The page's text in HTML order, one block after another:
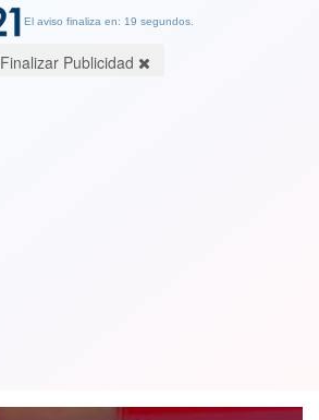
El aviso finaliza en: 19 segundos.
Finalizar Publicidad